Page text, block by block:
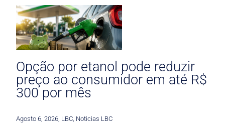
Opção por etanol pode reduzir
preço ao consumidor em até R$
300 por mês
Agosto 6, 2026 LBC Noticias LBC